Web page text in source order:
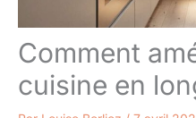
Comment
cuisine en